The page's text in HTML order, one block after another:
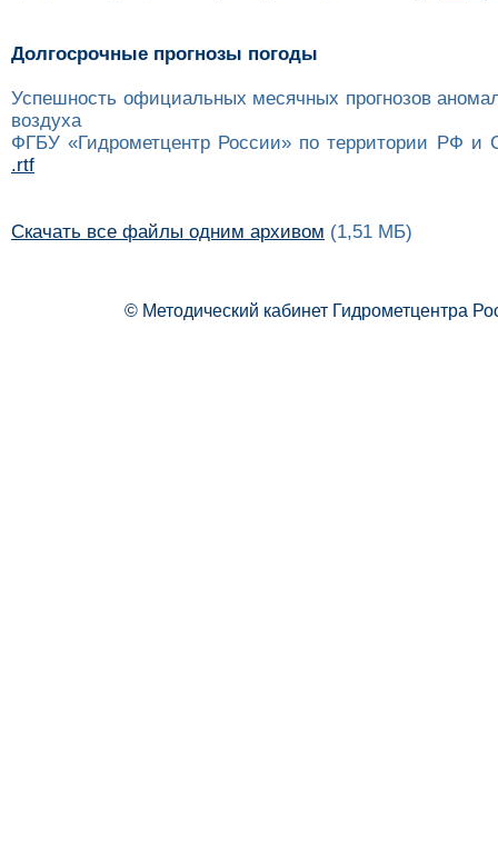
Долгосрочные прогнозы погоды
Успешность официальных месячных прогнозов
воздуха
ФГБУ «Гидрометцентр России» по территории РФ
.rtf
Скачать все файлы одним архивом (1,51 МБ)
© Методический кабинет Гидрометцентра